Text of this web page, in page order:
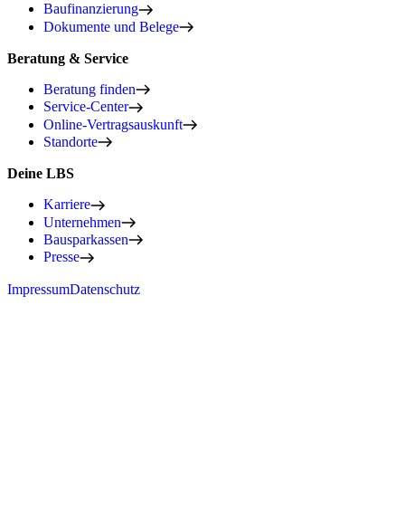
Baufinanzierung
Dokumente und Belege
Beratung & Service
Beratung finden
Service-Center
Online-Vertragsauskunft
Standorte
Deine LBS
Karriere
Unternehmen
Bausparkassen
Presse
ImpressumDatenschutz